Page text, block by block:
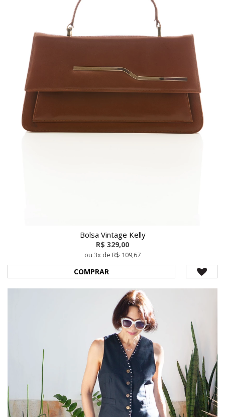
Bolsa Vintage Kelly
R$ 329,00
ou 3x de R$ 109,67
COMPRAR